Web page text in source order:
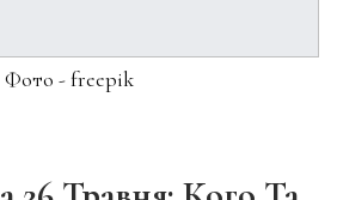
Фото - freepik